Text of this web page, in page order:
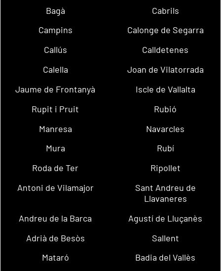
Bagà
Cabrils
Campins
Calonge de Segarra
Callús
Calldetenes
Calella
Joan de Vilatorrada
Jaume de Frontanyà
Iscle de Vallalta
Rupit i Pruit
Rubió
Manresa
Navarcles
Mura
Rubí
Roda de Ter
Ripollet
Antoni de Vilamajor
Sant Andreu de
Llavaneres
Andreu de la Barca
Agustí de Lluçanès
Adrià de Besòs
Sallent
Mataró
Badia del Vallès